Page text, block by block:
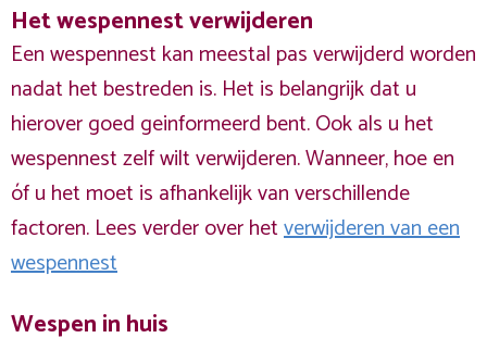
Het wespennest verwijderen
Een wespennest kan meestal pas verwijderd worden
nadat het bestreden is. Het is belangrijk dat u
hierover goed geinformeerd bent. Ook als u het
wespennest zelf wilt verwijderen. Wanneer, hoe en
óf u het moet is afhankelijk van verschillende
factoren. Lees verder over hetverwijderen van een
wespennest
Wespen in huis